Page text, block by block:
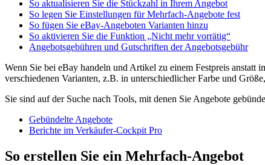
So aktualisieren Sie die Stückzahl in Ihrem Angebot
So legen Sie Einstellungen für Mehrfach-Angebote fest
So fügen Sie eBay-Angeboten Varianten hinzu
So aktivieren Sie die Funktion „Nicht mehr vorrätig“
Angebotsgebühren und Gutschriften der Angebotsgebühr
Wenn Sie bei eBay handeln und Artikel zu einem Festpreis
verschiedenen Varianten, z.B. in unterschiedlicher Farbe und
Sie sind auf der Suche nach Tools, mit denen Sie Angebote
Gebündelte Angebote
Berichte im Verkäufer-Cockpit Pro
So erstellen Sie ein Mehrfach-Angebot